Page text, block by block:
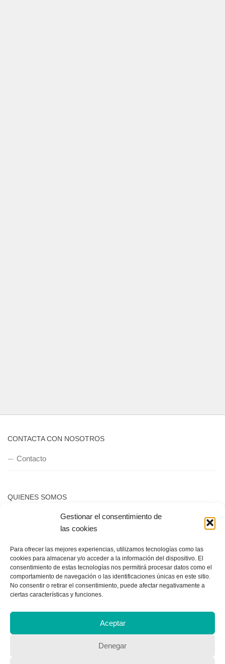
Gestionar el consentimiento de
las cookies
Para ofrecer las mejores experiencias, utilizamos tecnologías como las
cookies para almacenar y/o acceder a la información del dispositivo. El
consentimiento de estas tecnologías nos permitirá procesar datos como el
comportamiento de navegación o las identificaciones únicas en este sitio.
No consentir o retirar el consentimiento, puede afectar negativamente a
ciertas características y funciones.
Aceptar
Denegar
CONTACTA CON NOSOTROS
Contacto
QUIENES SOMOS
Quienes somos
POLÍTICA DE PRIVACIDAD
Política de privacidad